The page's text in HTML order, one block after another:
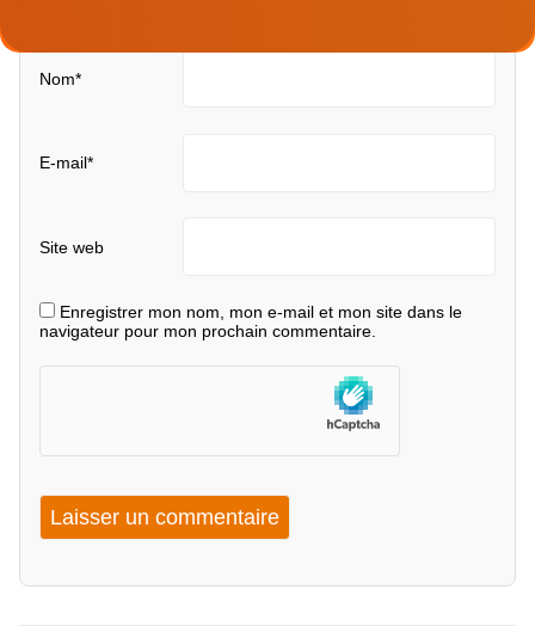
Nom*
E-mail*
Site web
Enregistrer mon nom, mon e-mail et mon site dans le
navigateur pour mon prochain commentaire.